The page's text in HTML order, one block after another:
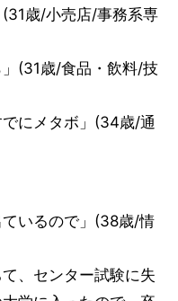
歳/小売店/事務系専
」(31歳/食品・飲料/技
でにメタボ」(34歳/通
ているので」(38歳/情
、センター試験に失